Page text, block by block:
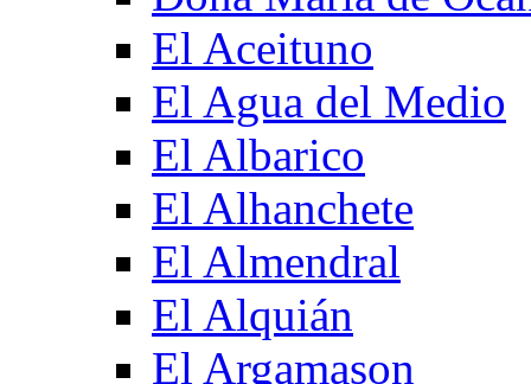
El Aceituno
El Agua del Medio
El Albarico
El Alhanchete
El Almendral
El Alquián
El Argamason